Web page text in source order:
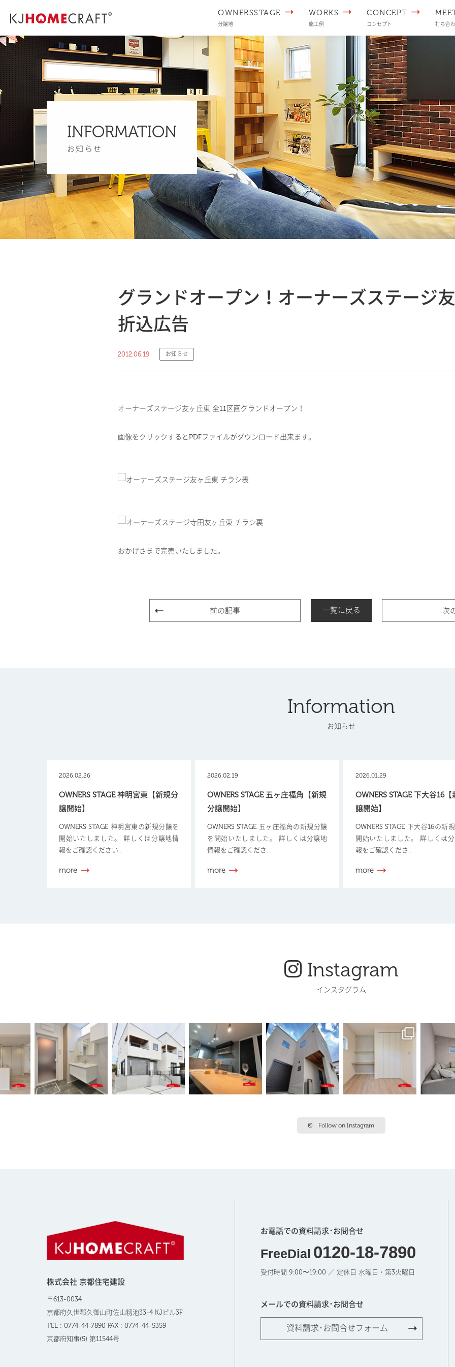
OWNERSSTAGE
分譲地
WORKS
施工例
CONCEPT
コンセプト 打ち合
INFORMATION
お知らせ
グランドオープン！オーナーズステージ
折込広告
2012.06.19 お知らせ
オーナーズステージ友ヶ丘東 全11区画グランドオープン！
画像をクリックするとPDFファイルがダウンロード出来ます。
おかげさまで完売いたしました。
前の記事 一覧に戻る 次
Information
お知らせ
2026.02.26
OWNERS STAGE 神明宮東【新規分
譲開始】
OWNERS STAGE 神明宮東の新規分譲を
開始いたしました。 詳しくは分譲地情
報をご確認ください...
more
2026.02.19
OWNERS STAGE 五ヶ庄福角【新規
分譲開始】
OWNERS STAGE 五ヶ庄福角の新規分譲
を開始いたしました。 詳しくは分譲地
情報をご確認くださ...
more
2026.01.29
OWNERS STAGE 下大谷16
譲開始】
OWNERS STAGE 下大谷16の新
開始いたしました。 詳しくは
報をご確認くださ...
more
Instagram
インスタグラム
Follow on Instagram
お電話での資料請求･お問合せ
FreeDial 0120-18-7890
受付時間 9:00〜19:00 ／ 定休日 水曜日・第3火曜日
メールでの資料請求･お問合せ
資料請求･お問合せフォーム
株式会社 京都住宅建設
〒613-0034
京都府久世郡久御山町佐山籾池33-4 KJビル3F
TEL : 0774-44-7890 FAX : 0774-44-5359
京都府知事(5) 第11544号